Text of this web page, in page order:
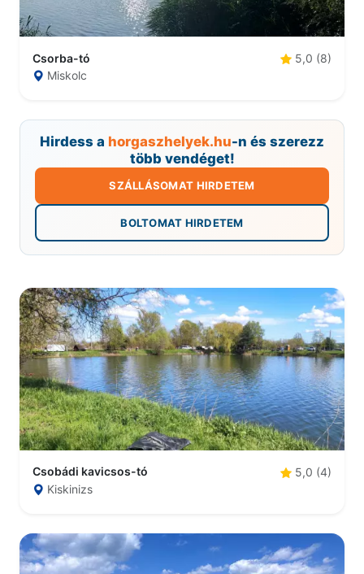
Csorba-tó
5,0 (8)
Miskolc
Hirdess a horgaszhelyek.hu-n és szerezz
több vendéget!
SZÁLLÁSOMAT HIRDETEM
BOLTOMAT HIRDETEM
Csobádi kavicsos-tó
5,0 (4)
Kiskinizs